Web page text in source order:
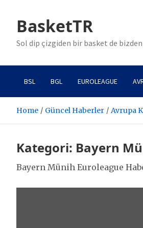
contentBasketTR
Sol dip çizgiden bir basket de
BSL BGL EUROLEAGUE
Home Güncel Haberler Avrupa
Kategori: Bayern
Bayern Münih Euroleague